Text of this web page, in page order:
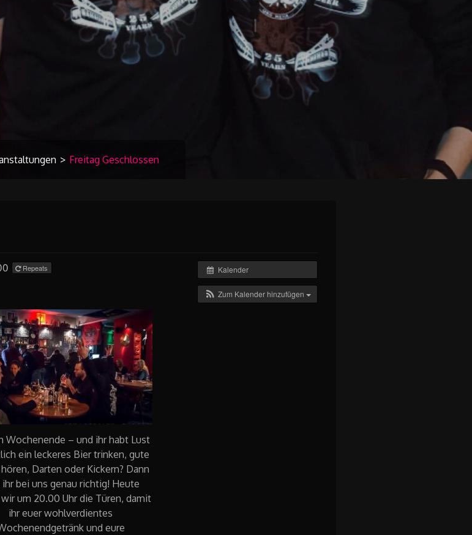
> Freitag Geschlossen
Kalender
Zum Kalender hinzufügen
Repeats
Wochenende – und ihr habt Lust
ein leckeres Bier trinken, gute
Darten oder Kickern? Dann
ihr bei uns genau richtig! Heute
um 20.00 Uhr die Türen, damit
ihr euer wohlverdientes
und eure